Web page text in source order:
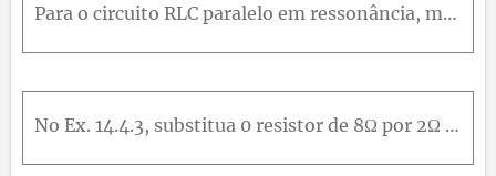
Para o circuito RLC paralelo em ressonância, mostre que a energia total armazenada é w t = 1 2 R 2 C I M 2 cos 2 ⁡ w 0 t + R 2 I M 2 2 w 0 2 L sin 2 ⁡ w 0 L = 1 2 R 2 C I M 2 Onde a excitação é i = I
No Ex. 14.4.3, substitua 0 resistor de 8Ω por 2Ω , mostre que o circuito e um filtro passa-faixa e caIcule w oeQ .